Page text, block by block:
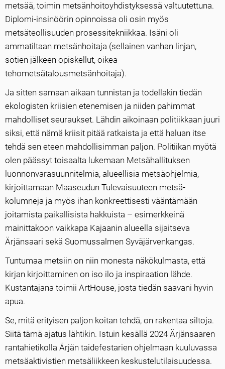
metsää, toimin metsänhoitoyhdistyksessä valtuutettuna.
Diplomi-insinöörin opinnoissa oli osin myös
metsäteollisuuden prosessitekniikkaa. Isäni oli
ammatiltaan metsänhoitaja (sellainen vanhan linjan,
sotien jälkeen opiskellut, oikea
tehometsätalousmetsänhoitaja).
Ja sitten samaan aikaan tunnistan ja todellakin tiedän
ekologisten kriisien etenemisen ja niiden pahimmat
mahdolliset seuraukset. Lähdin aikoinaan politiikkaan juuri
siksi, että nämä kriisit pitää ratkaista ja että haluan itse
tehdä sen eteen mahdollisimman paljon. Politiikan myötä
olen päässyt toisaalta lukemaan Metsähallituksen
luonnonvarasuunnitelmia, alueellisia metsäohjelmia,
kirjoittamaan Maaseudun Tulevaisuuteen metsä-
kolumneja ja myös ihan konkreettisesti vääntämään
joitamista paikallisista hakkuista – esimerkkeinä
mainittakoon vaikkapa Kajaanin alueella sijaitseva
Ärjänsaari sekä Suomussalmen Syväjärvenkangas.
Tuntumaa metsiin on niin monesta näkökulmasta, että
kirjan kirjoittaminen on iso ilo ja inspiraation lähde.
Kustantajana toimii ArtHouse, josta tiedän saavani hyvin
apua.
Se, mitä erityisen paljon koitan tehdä, on rakentaa siltoja.
Siitä tämä ajatus lähtikin. Istuin kesällä 2024 Ärjänsaaren
rantahietikolla Ärjän taidefestarien ohjelmaan kuuluvassa
metsäaktivistien metsäliikkeen keskustelutilaisuudessa.